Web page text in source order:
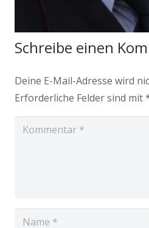
Schreibe einen
Deine E-Mail-Adresse wird
Erforderliche Felder sind mit